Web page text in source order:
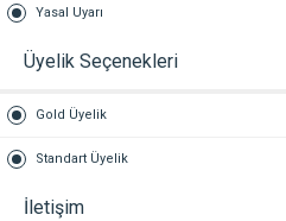
Yasal Uyarı
Üyelik Seçenekleri
Gold Üyelik
Standart Üyelik
İletişim